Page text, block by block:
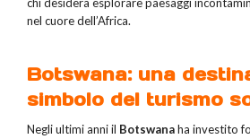
nel cuore dell’Africa.
Botswana: una
simbolo del turismo
Negli ultimi anni il Botswanaha investito